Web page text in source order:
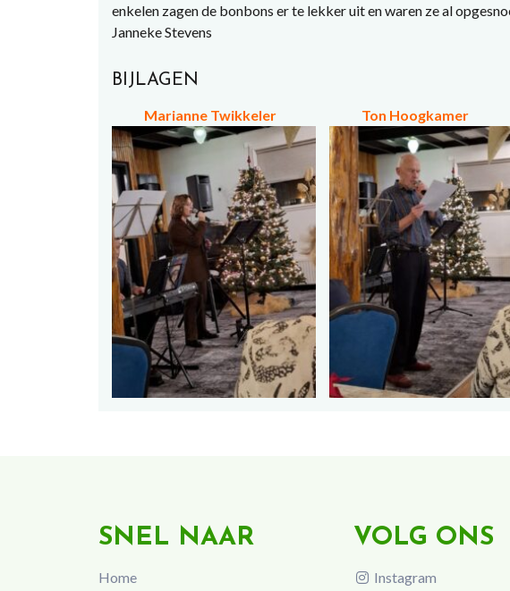
enkelen zagen de bonbons er te lekker uit en waren ze al
Janneke Stevens
BIJLAGEN
Marianne Twikkeler Ton Hoogkamer
SNEL NAAR
Home
VOLG ONS
Instagram